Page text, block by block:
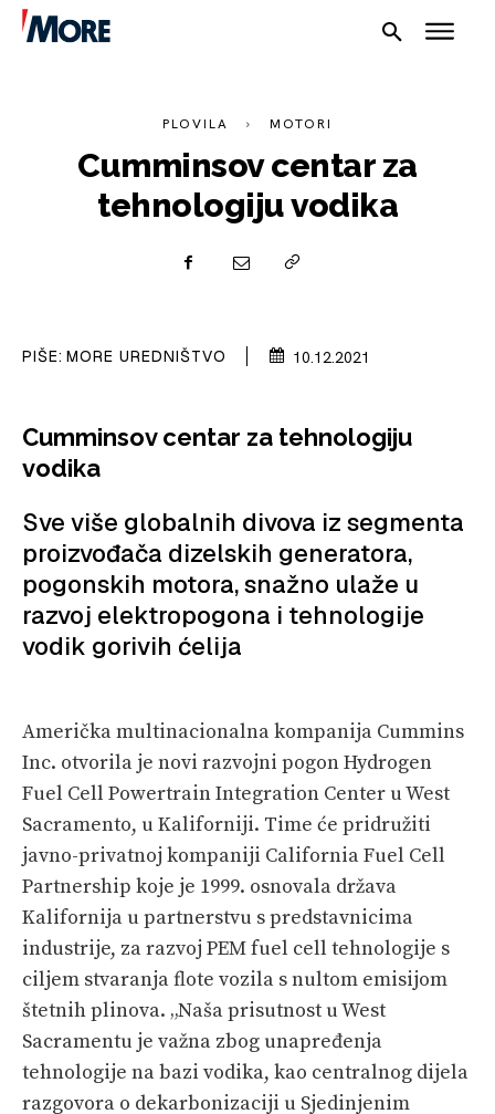
PLOVILA
SPIZA
PRETPLATA
SHOP
PLOVILA MOTORI
Cumminsov centar za
tehnologiju vodika
PIŠE: MORE UREDNIŠTVO 10.12.2021
Cumminsov centar za tehnologiju
vodika
Sve više globalnih divova iz segmenta
proizvođača dizelskih generatora,
pogonskih motora, snažno ulaže u
razvoj elektropogona i tehnologije
vodik gorivih ćelija
Američka multinacionalna kompanija Cummins
Inc. otvorila je novi razvojni pogon Hydrogen
Fuel Cell Powertrain Integration Center u West
Sacramento, u Kaliforniji. Time će pridružiti
javno-privatnoj kompaniji California Fuel Cell
Partnership koje je 1999. osnovala država
Kalifornija u partnerstvu s predstavnicima
industrije, za razvoj PEM fuel cell tehnologije s
ciljem stvaranja flote vozila s nultom emisijom
štetnih plinova. „Naša prisutnost u West
Sacramentu je važna zbog unapređenja
tehnologije na bazi vodika, kao centralnog dijela
razgovora o dekarbonizaciji u Sjedinjenim